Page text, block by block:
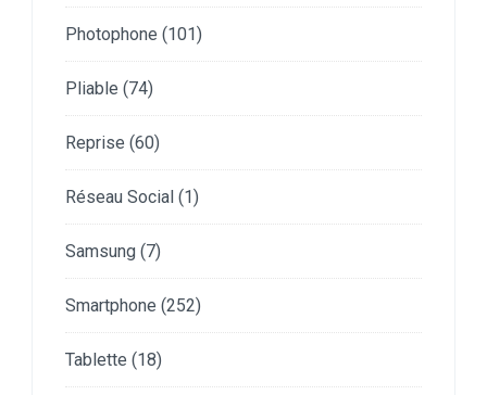
Photophone (101)
Pliable (74)
Reprise (60)
Réseau Social (1)
Samsung (7)
Smartphone (252)
Tablette (18)